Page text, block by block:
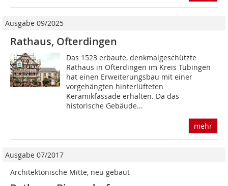
Ausgabe 09/2025
Rathaus, Ofterdingen
Das 1523 erbaute, denkmalgeschützte
Rathaus in Ofterdingen im Kreis Tübingen
hat einen Erweiterungsbau mit einer
vorgehängten hinterlüfteten
Keramikfassade erhalten. Da das
historische Gebäude...
mehr
Ausgabe 07/2017
Architektonische Mitte, neu gebaut